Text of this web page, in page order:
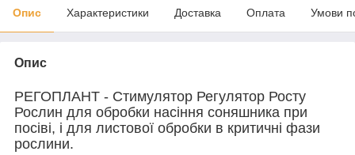
Опис Характеристики Доставка Оплата Умови
Опис
РЕГОПЛАНТ - Стимулятор Регулятор Росту
Рослин для обробки насіння соняшника при
посіві, і для листової обробки в критичні фази
рослини.